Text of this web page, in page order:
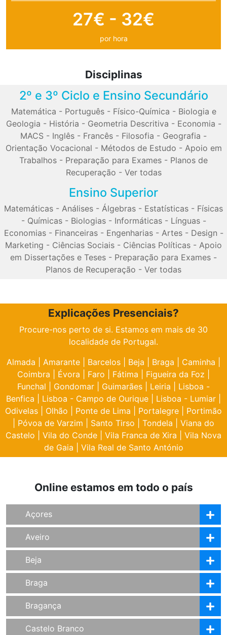
27€ - 32€
por hora
Disciplinas
2º e 3º Ciclo e Ensino Secundário
Matemática - Português- Físico-Química - Biologia e
Geologia - História - Geometria Descritiva - Economia -
MACS - Inglês - Francês - Filosofia - Geografia -
Orientação Vocacional - Métodos de Estudo - Apoio em
Trabalhos - Preparação para Exames - Planos de
Recuperação - Ver todas
Ensino Superior
Matemáticas - Análises - Álgebras - Estatísticas - Físicas
- Químicas- Biologias- Informáticas- Línguas-
Economias- Financeiras- Engenharias- Artes- Design -
Marketing - Ciências Sociais - Ciências Políticas - Apoio
em Dissertações e Teses - Preparação para Exames -
Planos de Recuperação - Ver todas
Explicações Presenciais?
Procure-nos perto de si. Estamos em mais de 30
localidade de Portugal.
Almada
Amarante Barcelos Beja Braga Caminha
Coimbra
Évora Faro Fátima Figueira da Foz
Funchal
Gondomar Guimarães Leiria
Lisboa -
Benfica
Lisboa - Campo de Ourique Lisboa - Lumiar
Odivelas
Olhão Ponte de Lima Portalegre
Portimão
Póvoa de Varzim Santo Tirso Tondela
Viana do
Castelo
Vila do Conde Vila Franca de Xira
Vila Nova
de Gaia
Vila Real de Santo António
Online estamos em todo o país
Açores
Aveiro
Beja
Braga
Bragança
Castelo Branco